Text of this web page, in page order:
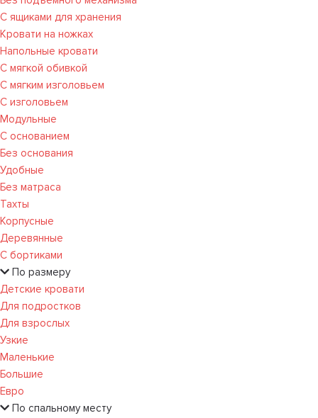
С ящиками для хранения
Кровати на ножках
Напольные кровати
С мягкой обивкой
С мягким изголовьем
С изголовьем
Модульные
С основанием
Без основания
Удобные
Без матраса
Тахты
Корпусные
Деревянные
С бортиками
По размеру
Детские кровати
Для подростков
Для взрослых
Узкие
Маленькие
Большие
Евро
По спальному месту